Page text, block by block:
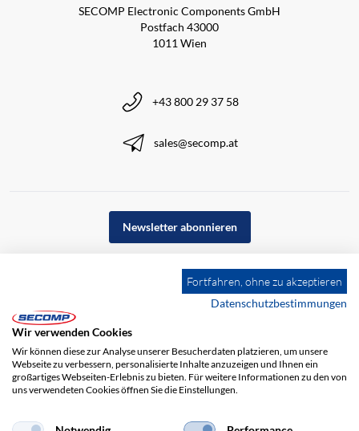
SECOMP Electronic Components GmbH
Postfach 43000
1011 Wien
+43 800 29 37 58
sales@secomp.at
Newsletter abonnieren
Fortfahren, ohne zu akzeptieren
Datenschutzbestimmungen
Wir verwenden Cookies
Wir können diese zur Analyse unserer Besucherdaten platzieren, um unsere
Webseite zu verbessern, personalisierte Inhalte anzuzeigen und Ihnen ein
großartiges Webseiten-Erlebnis zu bieten. Für weitere Informationen zu den von
uns verwendeten Cookies öffnen Sie die Einstellungen.